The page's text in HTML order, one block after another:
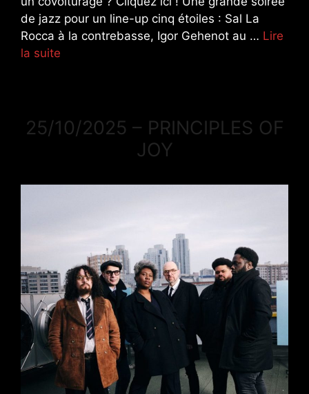
de jazz pour un line-up cinq étoiles : Sal La
Rocca à la contrebasse, Igor Gehenot au … Lire
la suite
25/10/2025 – PRINCIPLES OF
JOY